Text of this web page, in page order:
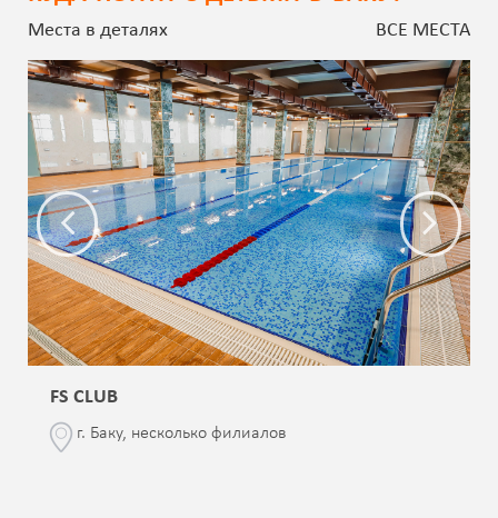
Места в деталях ВСЕ МЕСТА
FS CLUB
г. Баку, несколько филиалов